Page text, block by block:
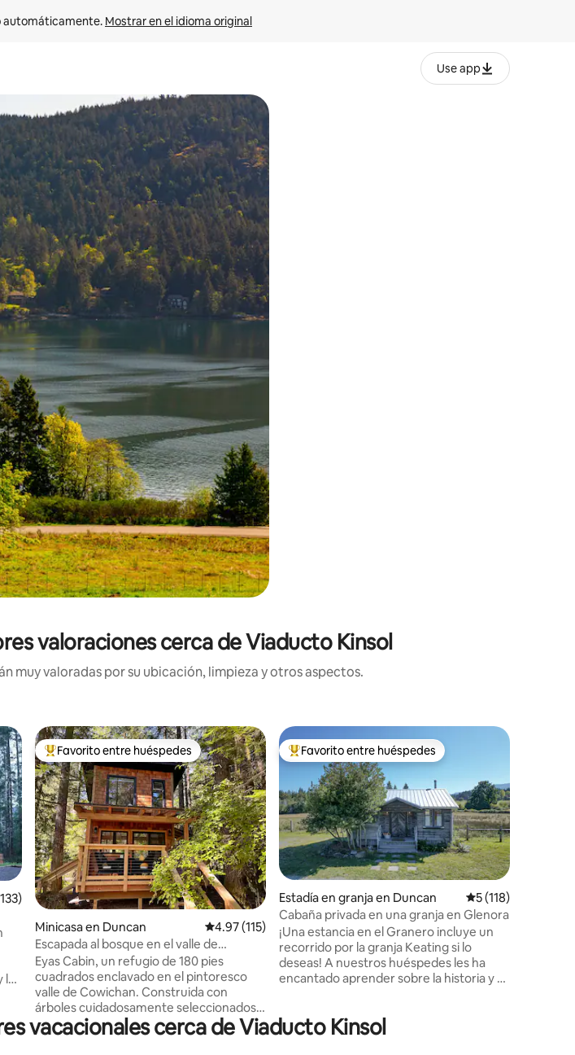
automáticamente. Mostrar en el idioma original
Use app
y hacia abajo o explora con el tacto o desliza el dedo.
valoraciones cerca de Viaducto Kinsol
muy valoradas por su ubicación, limpieza y otros aspectos.
promedio: 4.99 de 5, 133 reseñas
la
Favorito entre huéspedes preferido
Favorito entre huéspedes
Minicasa en Duncan Calificación promedio: 4.97 de 5, 115 reseñas
4.97 (115)
Escapada al bosque en el valle de
Cowichan
Eyas Cabin, un refugio de 180 pies
cuadrados enclavado en el pintoresco
valle de Cowichan. Construida con
árboles cuidadosamente seleccionados
de la propiedad, esta acogedora cabaña
cuenta con un loft completo con una
Favorito entre huéspedes preferido
Favorito entre huéspedes
Estadía en granja en Duncan Calificación
5 (118)
Cabaña privada en una granja en Glenora
¡Una estancia en el Granero incluye un
recorrido por la granja Keating si lo
deseas! A nuestros huéspedes les ha
encantado aprender sobre la historia y el
descansar, relajarse y ser su base de
operaciones en Cowichan. Con una
vacacionales cerca de Viaducto Kinsol